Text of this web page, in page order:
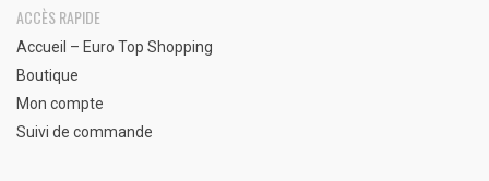
ACCÈS RAPIDE
Accueil – Euro Top Shopping
Boutique
Mon compte
Suivi de commande